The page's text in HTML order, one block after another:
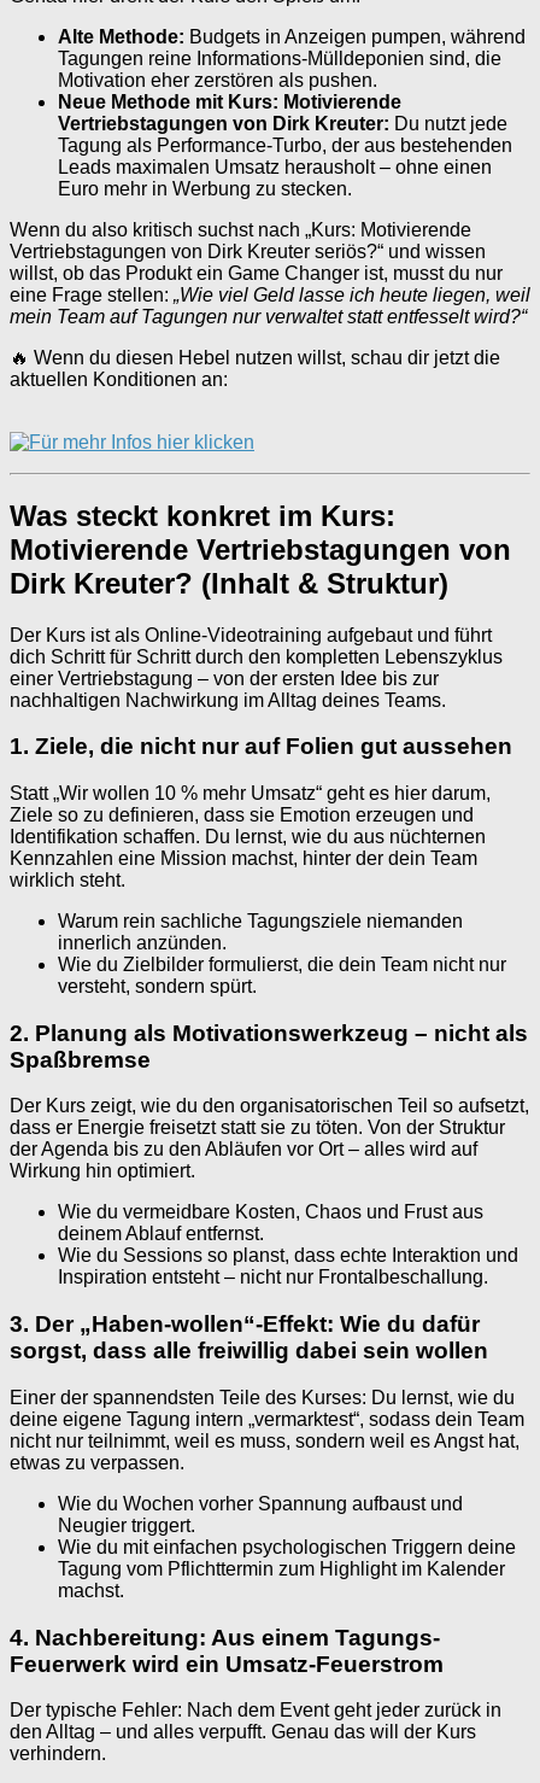
Alte Methode: Budgets in Anzeigen pumpen, während
Tagungen reine Informations-Mülldeponien sind, die
Motivation eher zerstören als pushen.
Neue Methode mit Kurs: Motivierende
Vertriebstagungen von Dirk Kreuter: Du nutzt jede
Tagung als Performance-Turbo, der aus bestehenden
Leads maximalen Umsatz herausholt – ohne einen
Euro mehr in Werbung zu stecken.
Wenn du also kritisch suchst nach „Kurs: Motivierende
Vertriebstagungen von Dirk Kreuter seriös?“ und wissen
willst, ob das Produkt ein Game Changer ist, musst du nur
eine Frage stellen: „Wie viel Geld lasse ich heute liegen, weil
mein Team auf Tagungen nur verwaltet statt entfesselt wird?“
🔥 Wenn du diesen Hebel nutzen willst, schau dir jetzt die
aktuellen Konditionen an:
Was steckt konkret im Kurs:
Motivierende Vertriebstagungen von
Dirk Kreuter? (Inhalt & Struktur)
Der Kurs ist als Online-Videotraining aufgebaut und führt
dich Schritt für Schritt durch den kompletten Lebenszyklus
einer Vertriebstagung – von der ersten Idee bis zur
nachhaltigen Nachwirkung im Alltag deines Teams.
1. Ziele, die nicht nur auf Folien gut aussehen
Statt „Wir wollen 10 % mehr Umsatz“ geht es hier darum,
Ziele so zu definieren, dass sie Emotion erzeugen und
Identifikation schaffen. Du lernst, wie du aus nüchternen
Kennzahlen eine Mission machst, hinter der dein Team
wirklich steht.
Warum rein sachliche Tagungsziele niemanden
innerlich anzünden.
Wie du Zielbilder formulierst, die dein Team nicht nur
versteht, sondern spürt.
2. Planung als Motivationswerkzeug – nicht als
Spaßbremse
Der Kurs zeigt, wie du den organisatorischen Teil so aufsetzt,
dass er Energie freisetzt statt sie zu töten. Von der Struktur
der Agenda bis zu den Abläufen vor Ort – alles wird auf
Wirkung hin optimiert.
Wie du vermeidbare Kosten, Chaos und Frust aus
deinem Ablauf entfernst.
Wie du Sessions so planst, dass echte Interaktion und
Inspiration entsteht – nicht nur Frontalbeschallung.
3. Der „Haben-wollen“-Effekt: Wie du dafür
sorgst, dass alle freiwillig dabei sein wollen
Einer der spannendsten Teile des Kurses: Du lernst, wie du
deine eigene Tagung intern „vermarktest“, sodass dein Team
nicht nur teilnimmt, weil es muss, sondern weil es Angst hat,
etwas zu verpassen.
Wie du Wochen vorher Spannung aufbaust und
Neugier triggert.
Wie du mit einfachen psychologischen Triggern deine
Tagung vom Pflichttermin zum Highlight im Kalender
machst.
4. Nachbereitung: Aus einem Tagungs-
Feuerwerk wird ein Umsatz-Feuerstrom
Der typische Fehler: Nach dem Event geht jeder zurück in
den Alltag – und alles verpufft. Genau das will der Kurs
verhindern.